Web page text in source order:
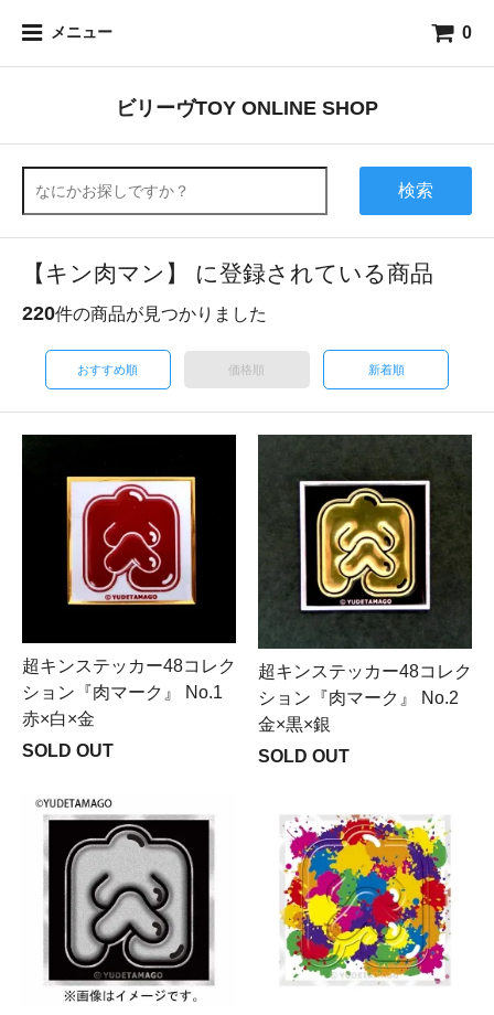
メニュー 0
ビリーヴTOY ONLINE SHOP
検索
【キン肉マン】 に登録されている商品
220件の商品が見つかりました
おすすめ順 価格順 新着順
超キンステッカー48コレク
ション『肉マーク』 No.1
赤×白×金
SOLD OUT
超キンステッカー48コレク
ション『肉マーク』 No.2
金×黒×銀
SOLD OUT